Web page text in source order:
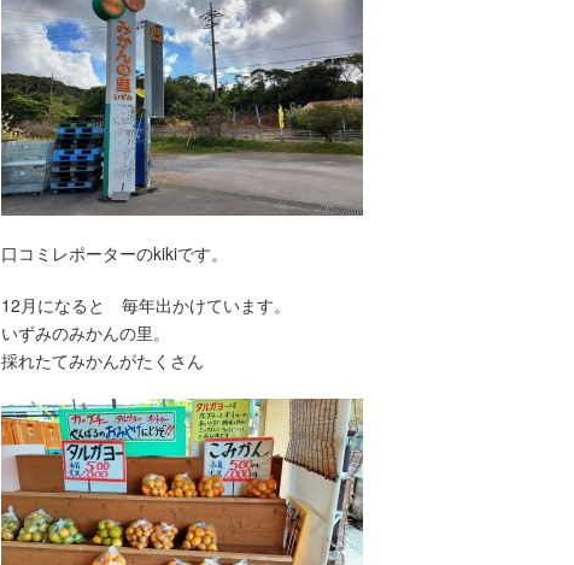
口コミレポーターのkikiです。
12月になると 毎年出かけています。
いずみのみかんの里。
採れたてみかんがたくさん